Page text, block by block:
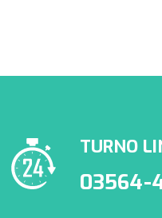
TURNO
03564-